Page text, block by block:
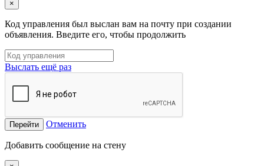
×
Код управления был выслан вам на почту при создании
объявления. Введите его, чтобы продолжить
Выслать ещё раз
Перейти Отменить
Добавить сообщение на стену